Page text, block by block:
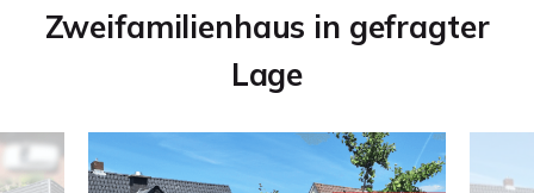
Zweifamilienhaus in gefragter
Lage